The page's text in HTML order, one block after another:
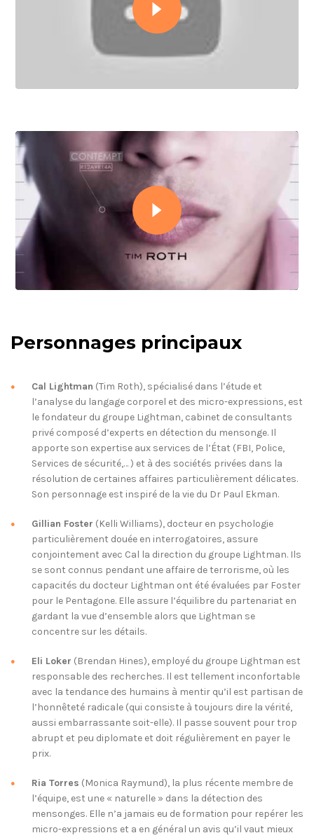
Personnages principaux
Cal Lightman (Tim Roth), spécialisé dans l’étude et
l’analyse du langage corporel et des micro-expressions, est
le fondateur du groupe Lightman, cabinet de consultants
privé composé d’experts en détection du mensonge. Il
apporte son expertise aux services de l’État (FBI, Police,
Services de sécurité,… ) et à des sociétés privées dans la
résolution de certaines affaires particulièrement délicates.
Son personnage est inspiré de la vie du Dr Paul Ekman.
Gillian Foster (Kelli Williams), docteur en psychologie
particulièrement douée en interrogatoires, assure
conjointement avec Cal la direction du groupe Lightman. Ils
se sont connus pendant une affaire de terrorisme, où les
capacités du docteur Lightman ont été évaluées par Foster
pour le Pentagone. Elle assure l’équilibre du partenariat en
gardant la vue d’ensemble alors que Lightman se
concentre sur les détails.
Eli Loker (Brendan Hines), employé du groupe Lightman est
responsable des recherches. Il est tellement inconfortable
avec la tendance des humains à mentir qu’il est partisan de
l’honnêteté radicale (qui consiste à toujours dire la vérité,
aussi embarrassante soit-elle). Il passe souvent pour trop
abrupt et peu diplomate et doit régulièrement en payer le
prix.
Ria Torres (Monica Raymund), la plus récente membre de
l’équipe, est une « naturelle » dans la détection des
mensonges. Elle n’a jamais eu de formation pour repérer les
micro-expressions et a en général un avis qu’il vaut mieux